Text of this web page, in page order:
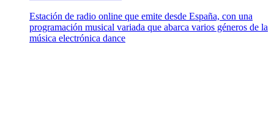
Estación de radio online que emite desde España, con una
programación musical variada que abarca varios géneros de la
música electrónica dance